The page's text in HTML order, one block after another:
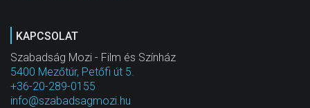
KAPCSOLAT
Szabadság Mozi - Film és Színház
5400 Mezőtúr, Petőfi út 5.
+36-20-289-0155
info@szabadsagmozi.hu